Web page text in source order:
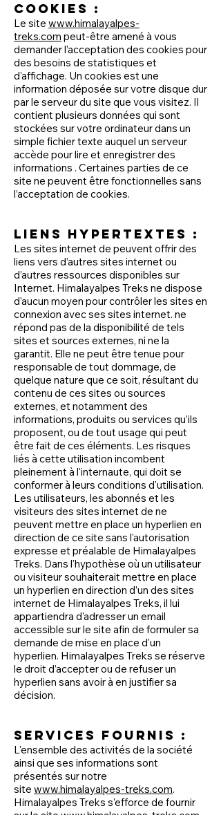
Cookies :
Le site www.himalayalpes-
treks.com peut-être amené à vous
demander l’acceptation des cookies pour
des besoins de statistiques et
d'affichage. Un cookies est une
information déposée sur votre disque dur
par le serveur du site que vous visitez. Il
contient plusieurs données qui sont
stockées sur votre ordinateur dans un
simple fichier texte auquel un serveur
accède pour lire et enregistrer des
informations . Certaines parties de ce
site ne peuvent être fonctionnelles sans
l’acceptation de cookies.
Liens hypertextes :
Les sites internet de peuvent offrir des
liens vers d’autres sites internet ou
d’autres ressources disponibles sur
Internet. Himalayalpes Treks ne dispose
d'aucun moyen pour contrôler les sites en
connexion avec ses sites internet. ne
répond pas de la disponibilité de tels
sites et sources externes, ni ne la
garantit. Elle ne peut être tenue pour
responsable de tout dommage, de
quelque nature que ce soit, résultant du
contenu de ces sites ou sources
externes, et notamment des
informations, produits ou services qu’ils
proposent, ou de tout usage qui peut
être fait de ces éléments. Les risques
liés à cette utilisation incombent
pleinement à l'internaute, qui doit se
conformer à leurs conditions d'utilisation.
Les utilisateurs, les abonnés et les
visiteurs des sites internet de ne
peuvent mettre en place un hyperlien en
direction de ce site sans l'autorisation
expresse et préalable de Himalayalpes
Treks. Dans l'hypothèse où un utilisateur
ou visiteur souhaiterait mettre en place
un hyperlien en direction d’un des sites
internet de Himalayalpes Treks, il lui
appartiendra d'adresser un email
accessible sur le site afin de formuler sa
demande de mise en place d'un
hyperlien. Himalayalpes Treks se réserve
le droit d’accepter ou de refuser un
hyperlien sans avoir à en justifier sa
décision.
Services fournis :
L'ensemble des activités de la société
ainsi que ses informations sont
présentés sur notre
site www.himalayalpes-treks.com.
Himalayalpes Treks s’efforce de fournir